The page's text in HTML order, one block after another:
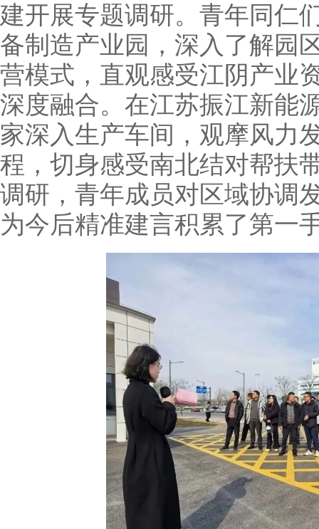
建开展专题调研。青年同仁
备制造产业园，深入了解园
营模式，直观感受江阴产业
深度融合。在江苏振江新能
家深入生产车间，观摩风力
程，切身感受南北结对帮扶
调研，青年成员对区域协调
为今后精准建言积累了第一